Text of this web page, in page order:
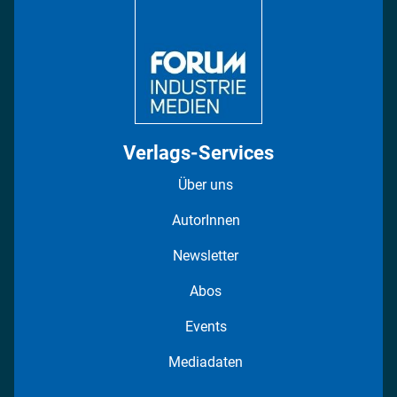
Verlags-Services
Über uns
AutorInnen
Newsletter
Abos
Events
Mediadaten